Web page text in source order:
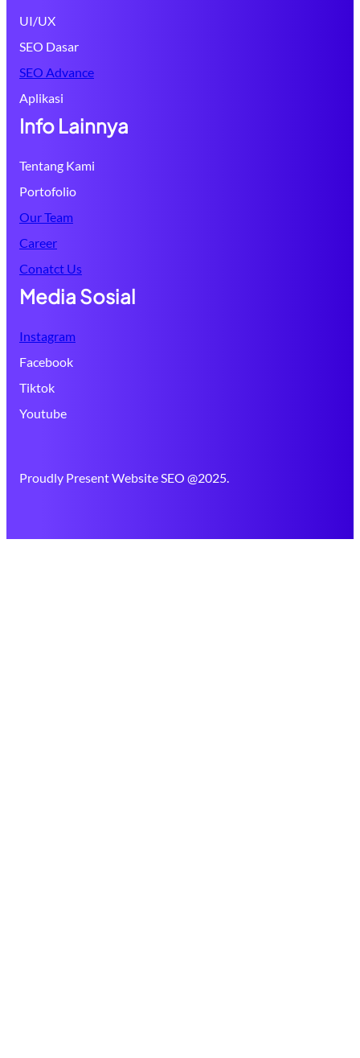
UI/UX
SEO Dasar
SEO Advance
Aplikasi
Info Lainnya
Tentang Kami
Portofolio
Our Team
Career
Conatct Us
Media Sosial
Instagram
Facebook
Tiktok
Youtube
Proudly Present Website SEO @2025.